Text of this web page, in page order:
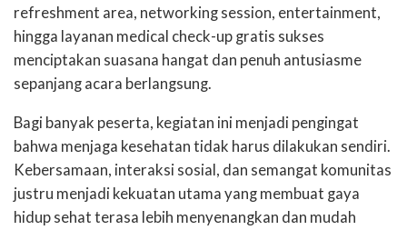
refreshment area, networking session, entertainment,
hingga layanan medical check-up gratis sukses
menciptakan suasana hangat dan penuh antusiasme
sepanjang acara berlangsung.
Bagi banyak peserta, kegiatan ini menjadi pengingat
bahwa menjaga kesehatan tidak harus dilakukan sendiri.
Kebersamaan, interaksi sosial, dan semangat komunitas
justru menjadi kekuatan utama yang membuat gaya
hidup sehat terasa lebih menyenangkan dan mudah